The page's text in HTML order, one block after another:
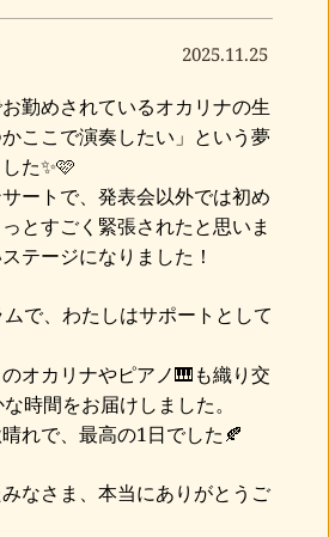
2025.11.25
勤めされているオカリナの生
ここで演奏したい」という夢
た✨🩷
ートで、発表会以外では初め
とすごく緊張されたと思いま
テージになりました！
で、わたしはサポートとして
オカリナやピアノ🎹も織り交
時間をお届けしました。
れで、最高の1日でした🍂
なさま、本当にありがとうご